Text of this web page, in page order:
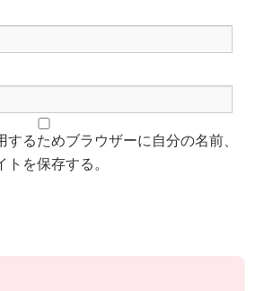
するためブラウザーに自分の名前、
トを保存する。